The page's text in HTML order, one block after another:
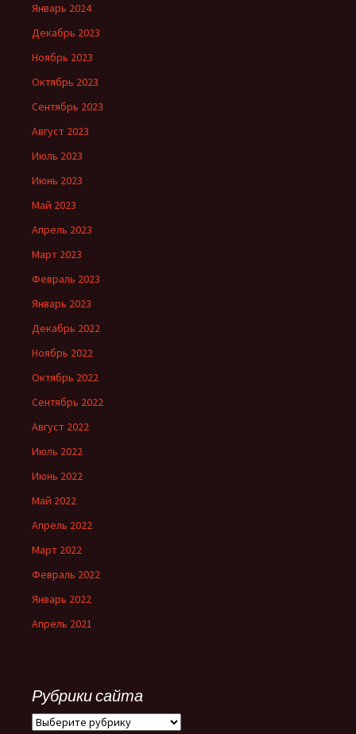
Январь 2024
Декабрь 2023
Ноябрь 2023
Октябрь 2023
Сентябрь 2023
Август 2023
Июль 2023
Июнь 2023
Май 2023
Апрель 2023
Март 2023
Февраль 2023
Январь 2023
Декабрь 2022
Ноябрь 2022
Октябрь 2022
Сентябрь 2022
Август 2022
Июль 2022
Июнь 2022
Май 2022
Апрель 2022
Март 2022
Февраль 2022
Январь 2022
Апрель 2021
Рубрики сайта
Рубрики